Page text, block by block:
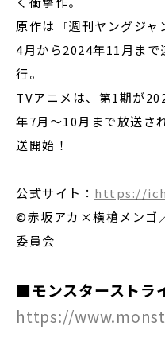
原作は『週刊ヤングジ
4月から2024年11月まで
行。
TVアニメは、第1期が
年7月～10月まで放送さ
送開始！
公式サイト： https://
©赤坂アカ×横槍メンゴ
委員会
■モンスターストラ
https://